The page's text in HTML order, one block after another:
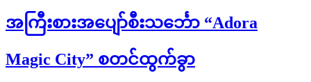
အကြီးစားအပျော်စီးသင်္ဘော “Adora
Magic City” စတင်ထွက်ခွာ